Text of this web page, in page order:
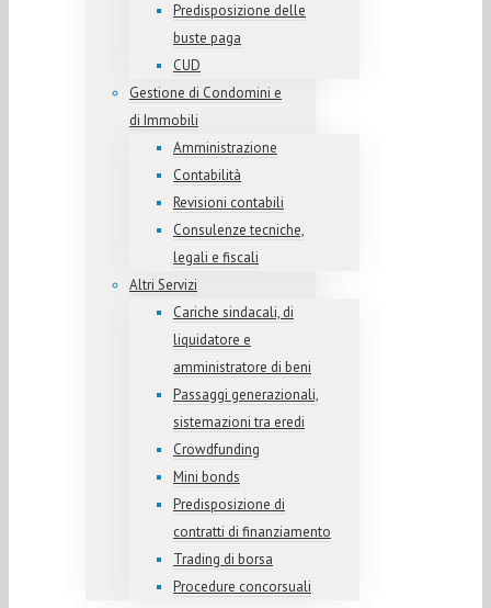
Predisposizione delle
buste paga
CUD
Gestione di Condomini e
di Immobili
Amministrazione
Contabilità
Revisioni contabili
Consulenze tecniche,
legali e fiscali
Altri Servizi
Cariche sindacali, di
liquidatore e
amministratore di beni
Passaggi generazionali,
sistemazioni tra eredi
Crowdfunding
Mini bonds
Predisposizione di
contratti di finanziamento
Trading di borsa
Procedure concorsuali